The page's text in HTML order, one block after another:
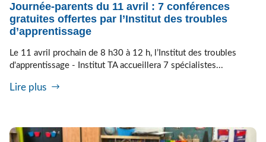
Journée-parents du 11 avril : 7 conférences
gratuites offertes par l’Institut des troubles
d’apprentissage
Le 11 avril prochain de 8 h30 à 12 h, l’Institut des troubles
d'apprentissage - Institut TA accueillera 7 spécialistes...
Lire plus